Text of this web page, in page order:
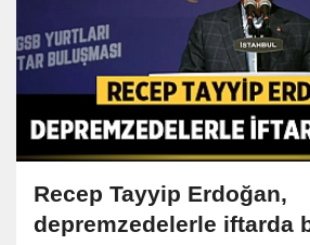
Recep Tayyip Erdoğan,
depremzedelerle iftarda